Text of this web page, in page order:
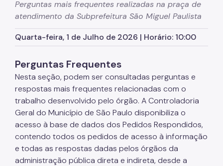
Programa de Metas
Notícias
Perguntas mais frequentes realizadas na praça de
atendimento da Subprefeitura São Miguel Paulista
Quarta-feira, 1 de Julho de 2026 | Horário: 10:00
Perguntas Frequentes
Nesta seção, podem ser consultadas perguntas e
respostas mais frequentes relacionadas com o
trabalho desenvolvido pelo órgão. A Controladoria
Geral do Município de São Paulo disponibiliza o
acesso à base de dados dos Pedidos Respondidos,
contendo todos os pedidos de acesso à informação
e todas as respostas dadas pelos órgãos da
administração pública direta e indireta, desde a